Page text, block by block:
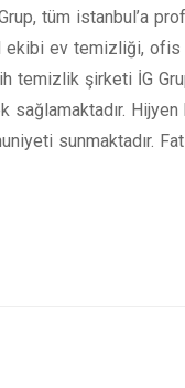
tüm istanbul’a
ekibi ev temizliği,
temizlik şirketi İG
sağlamaktadır.
sunmaktadır.